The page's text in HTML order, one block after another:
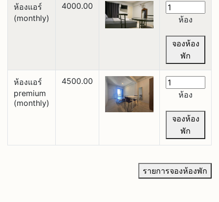
ห้องแอร์
(monthly)
4000.00
ห้อง
จองห้อง
พัก
ห้องแอร์
premium
(monthly)
4500.00
ห้อง
จองห้อง
พัก
รายการจองห้องพัก